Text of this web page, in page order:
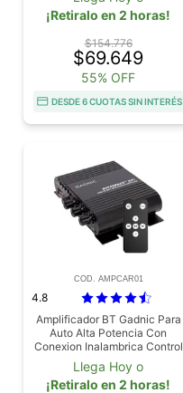
¡Retiralo en 2 horas!
$154.776
$69.649
55% OFF
DESDE 6 CUOTAS SIN INTERÉS
COD. AMPCAR01
4.8
Amplificador BT Gadnic Para
Auto Alta Potencia Con
Conexion Inalambrica Control
Remoto Para Sistema De
Audio
Llega Hoy o
¡Retiralo en 2 horas!